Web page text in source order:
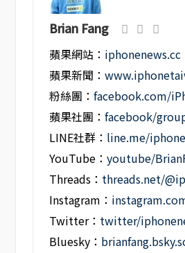
Brian Fang
蘋果網站： iphonenews.cc
蘋果新聞：
粉絲團：facebook.com/
蘋果社團：facebook/
LINE社群： line.me/
YouTube：youtube/
Threads： threads.net/
Instagram：
Twitter： twitter/
Bluesky：